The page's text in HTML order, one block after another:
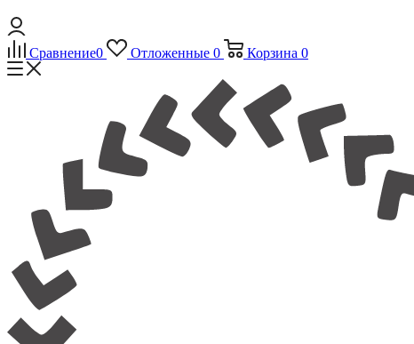
Сравнение0 Отложенные 0 Корзина 0